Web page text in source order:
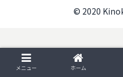
© 2020
メニュー ホーム